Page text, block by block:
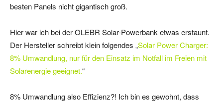
besten Panels nicht gigantisch groß.
Hier war ich bei der OLEBR Solar-Powerbank etwas erstaunt.
Der Hersteller schreibt klein folgendes „Solar Power Charger:
8% Umwandlung, nur für den Einsatz im Notfall im Freien mit
Solarenergie geeignet.“
8% Umwandlung also Effizienz?! Ich bin es gewohnt, dass